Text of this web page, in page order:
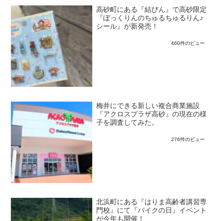
高砂町にある『結びん』で高砂限定
『ぼっくりんのちゅるちゅるりん♪
シール』が新発売！
460件のビュー
梅井にできる新しい複合商業施設
『アクロスプラザ高砂』の現在の様
子を調査してみた。
276件のビュー
北浜町にある『はりま高齢者講習専
門校』にて『バイクの日』イベント
が今年も開催！